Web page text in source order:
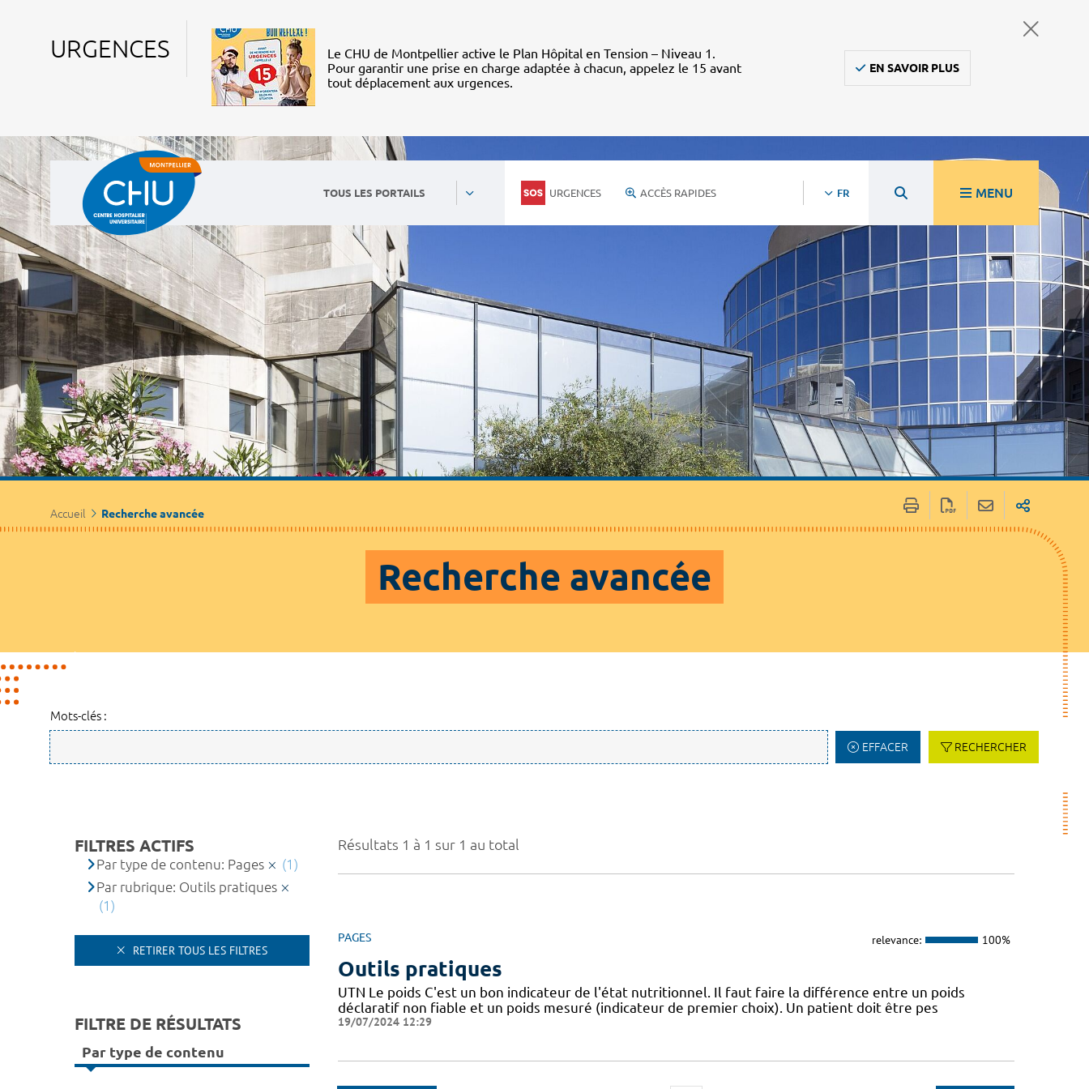
URGENCES
Le CHU de Montpellier active le Plan Hôpital en Tension – Niveau 1.
Pour garantir une prise en charge adaptée à chacun, appelez le 15 avant
tout déplacement aux urgences.
EN SAVOIR PLUS
TOUS LES PORTAILS URGENCES ACCÈS RAPIDES FR MENU
Accueil Recherche avancée
Recherche avancée
Mots-clés :
EFFACER RECHERCHER
Résultats 1 à 1 sur 1 au total
PAGES relevance: 100%
Outils pratiques
UTN Le poids C'est un bon indicateur de l'état nutritionnel. Il faut faire la différence entre un poids
déclaratif non fiable et un poids mesuré (indicateur de premier choix). Un patient doit être pes
19/07/2024 12:29
FILTRES ACTIFS
Par type de contenu: Pages
(1)
Par rubrique: Outils pratiques
(1)
RETIRER TOUS LES FILTRES
FILTRE DE RÉSULTATS
Par type de contenu